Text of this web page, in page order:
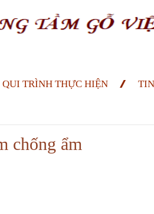
QUI TRÌNH THỰC HIỆN
chống ẩm